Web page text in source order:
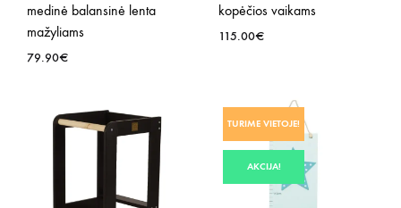
medinė balansinė lenta
mažyliams
79.90€
kopėčios vaikams
115.00€
TURIME VIETOJE!
AKCIJA!